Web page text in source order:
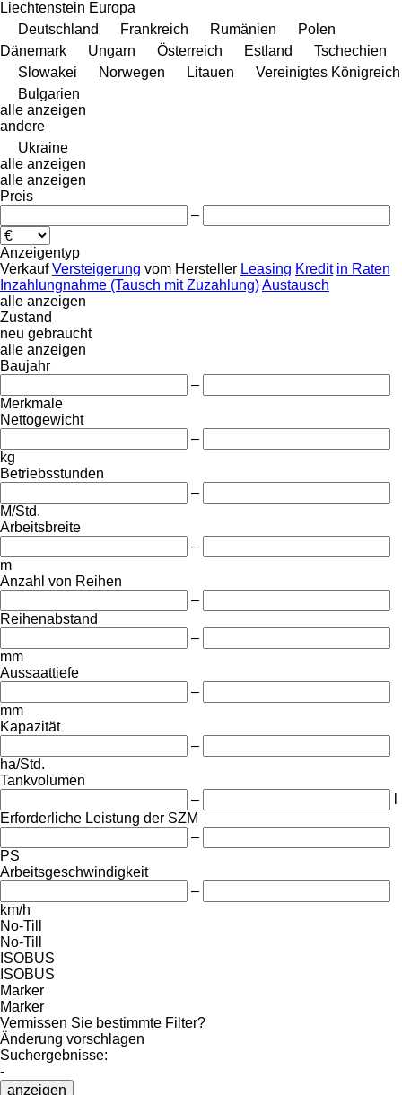
Liechtenstein Europa
Deutschland
Frankreich Rumänien
Polen
Dänemark
Ungarn Österreich Estland
Tschechien
Slowakei
Norwegen Litauen
Vereinigtes Königreich
Bulgarien
alle anzeigen
andere
Ukraine
alle anzeigen
alle anzeigen
Preis
–
Anzeigentyp
Verkauf Versteigerung vom Hersteller Leasing Kredit in Raten
Inzahlungnahme (Tausch mit Zuzahlung)Austausch
alle anzeigen
Zustand
neu gebraucht
alle anzeigen
Baujahr
–
Merkmale
Nettogewicht
–
kg
Betriebsstunden
–
M/Std.
Arbeitsbreite
–
m
Anzahl von Reihen
–
Reihenabstand
–
mm
Aussaattiefe
–
mm
Kapazität
–
ha/Std.
Tankvolumen
–
Erforderliche Leistung der SZM
–
PS
Arbeitsgeschwindigkeit
–
km/h
No-Till
No-Till
ISOBUS
ISOBUS
Marker
Marker
Vermissen Sie bestimmte Filter?
Änderung vorschlagen
Suchergebnisse:
-
anzeigen